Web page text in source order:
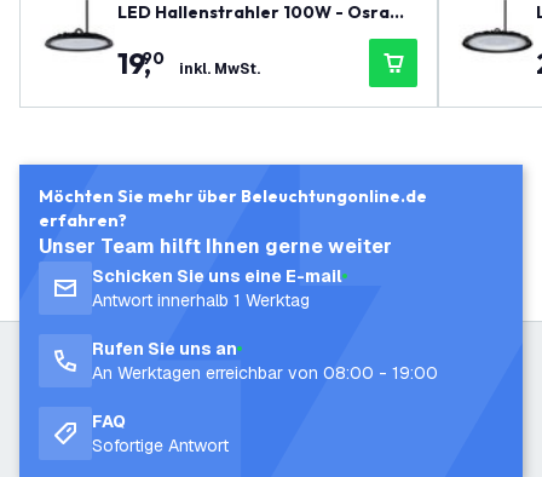
LED Hallenstrahler 100W - Osram
LED Chips - 90° - 110Lm/W - 4000K
- IP65 - 2 Jahre Garantie
19,
90 inkl. MwSt.
Möchten Sie mehr über Beleuchtungonline.de
erfahren?
Unser Team hilft Ihnen gerne weiter
Schicken Sie uns eine E-mail
Antwort innerhalb 1 Werktag
Rufen Sie uns an
An Werktagen erreichbar von 08:00 - 19:00
FAQ
Sofortige Antwort